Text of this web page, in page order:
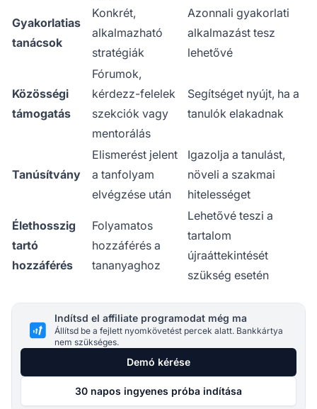
Gyakorlatias
tanácsok
Konkrét,
alkalmazható
stratégiák
Azonnali gyakorlati
alkalmazást tesz
lehetővé
Közösségi
támogatás
Fórumok,
kérdezz-felelek
szekciók vagy
mentorálás
Segítséget nyújt, ha a
tanulók elakadnak
Tanúsítvány
Elismerést jelent
a tanfolyam
elvégzése után
Igazolja a tanulást,
növeli a szakmai
hitelességet
Élethosszig
tartó
hozzáférés
Folyamatos
hozzáférés a
tananyaghoz
Lehetővé teszi a
tartalom
újraáttekintését
szükség esetén
Indítsd el affiliate programodat még ma
Állítsd be a fejlett nyomkövetést percek alatt. Bankkártya
nem szükséges.
Demó kérése
30 napos ingyenes próba indítása